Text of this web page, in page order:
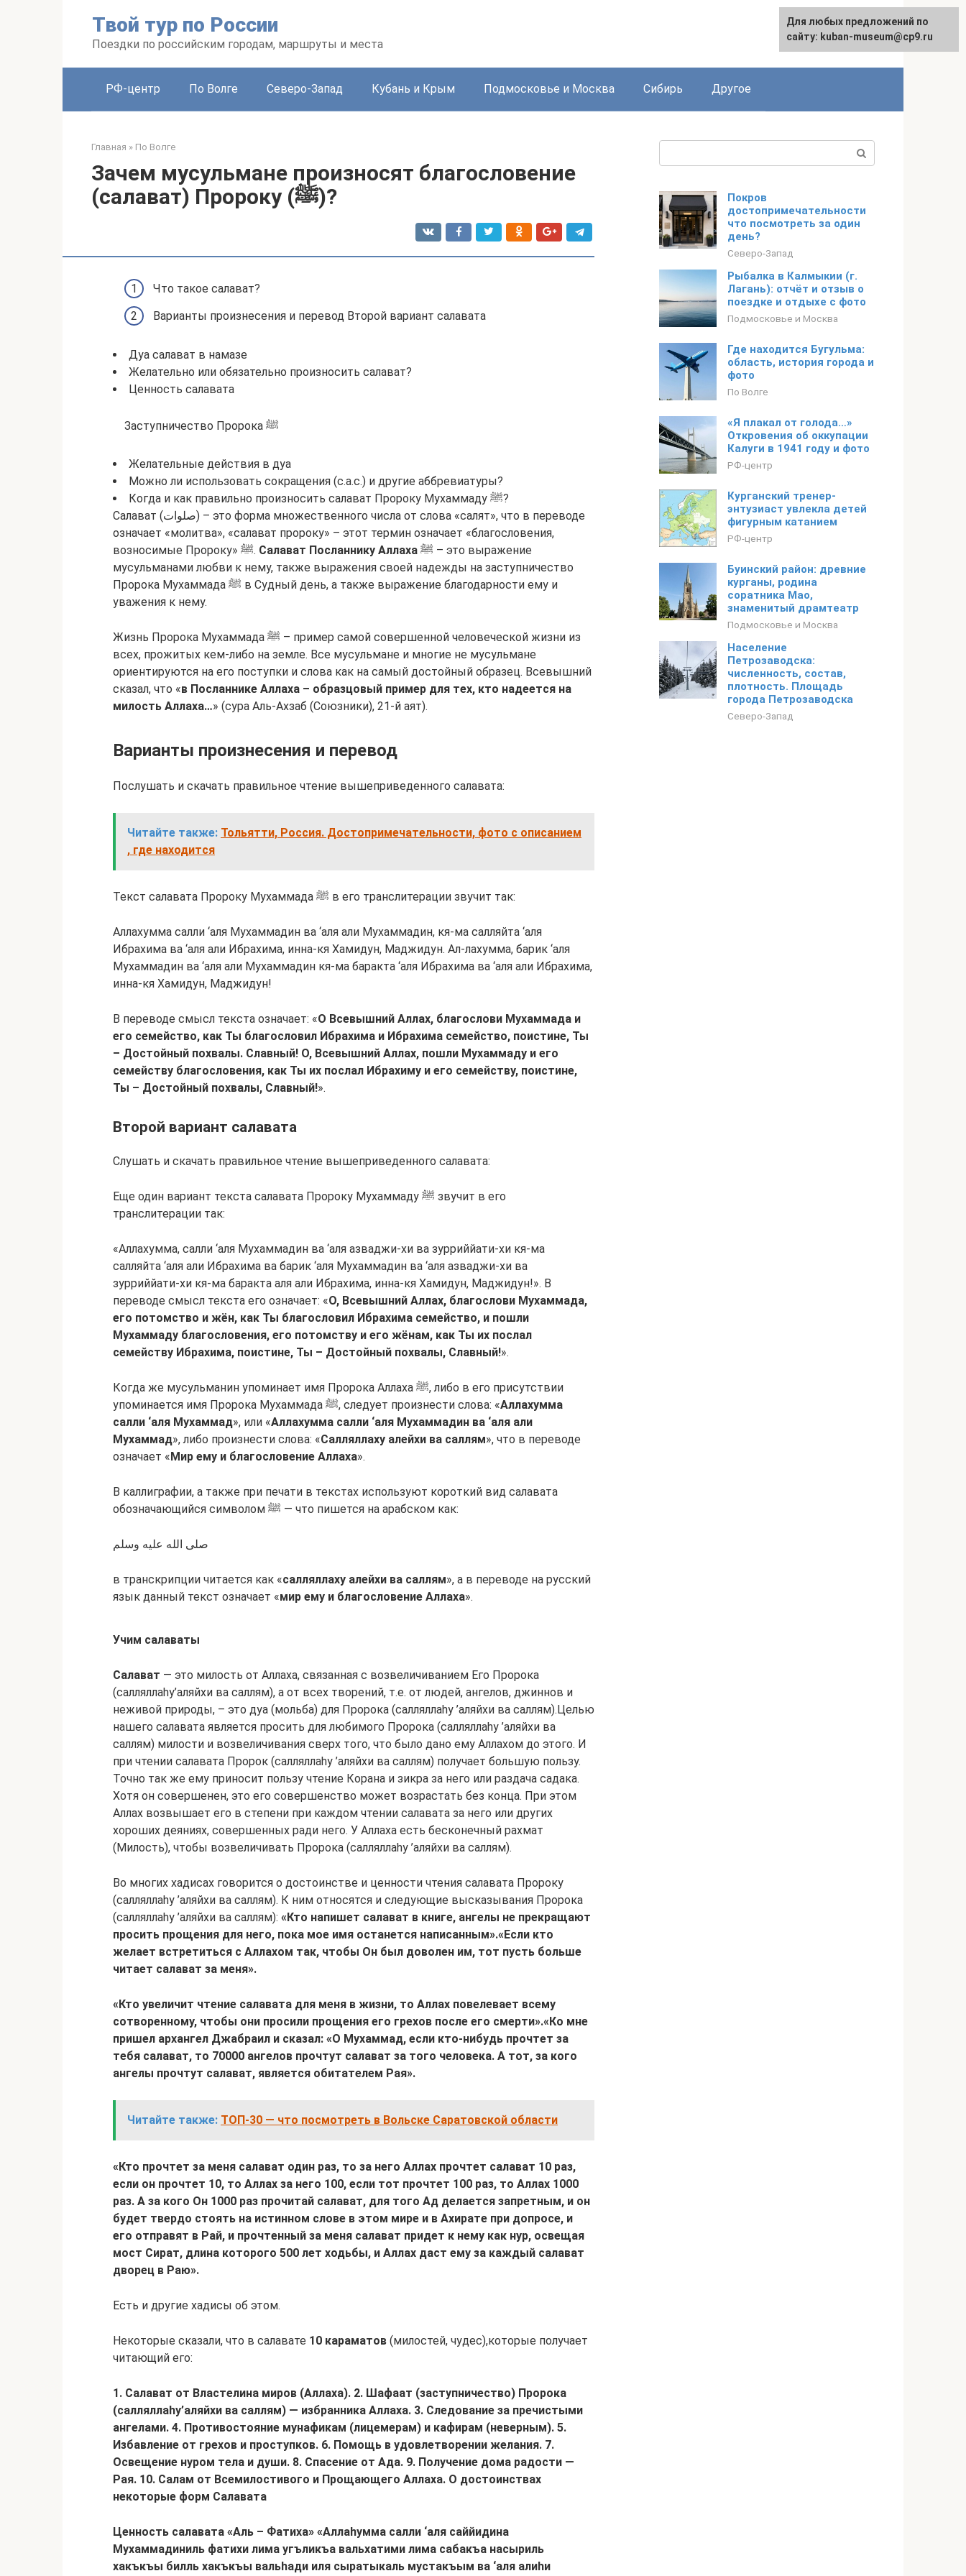
Твой тур по России
Поездки по российским городам, маршруты и места
РФ-центр По Волге Северо-Запад Кубань и Крым Подмосковье и Москва Сибирь Другое
Главная » По Волге
Зачем мусульмане произносят благословение
(салават) Пророку (ﷺ)?
Что такое салават?
Варианты произнесения и перевод Второй вариант салавата
Дуа салават в намазе
Желательно или обязательно произносить салават?
Ценность салавата
Заступничество Пророка ﷺ
Желательные действия в дуа
Можно ли использовать сокращения (с.а.с.) и другие аббревиатуры?
Когда и как правильно произносить салават Пророку Мухаммаду ﷺ?
Салават (صلوات) – это форма множественного числа от слова «салят», что в переводе
означает «молитва», «салават пророку» – этот термин означает «благословения,
возносимые Пророку» ﷺ. Салават Посланнику Аллаха
мусульманами любви к нему, также выражения своей надежды на заступничество
Пророка Мухаммада ﷺ в Судный день, а также выражение благодарности ему и
уважения к нему.
Жизнь Пророка Мухаммада ﷺ – пример самой совершенной человеческой жизни из
всех, прожитых кем-либо на земле. Все мусульмане и многие не мусульмане
ориентируются на его поступки и слова как на самый достойный образец. Всевышний
сказал, что «в Посланнике Аллаха – образцовый пример для тех, кто надеется на
милость Аллаха…» (сура Аль-Ахзаб (Союзники), 21-й аят).
Варианты произнесения и перевод
Послушать и скачать правильное чтение вышеприведенного салавата:
Читайте также: Тольятти, Россия. Достопримечательности, фото с описанием
, где находится
Текст салавата Пророку Мухаммада ﷺ в его транслитерации звучит так:
Аллахумма салли ‘аля Мухаммадин ва ‘аля али Мухаммадин, кя-ма салляйта ‘аля
Ибрахима ва ‘аля али Ибрахима, инна-кя Хамидун, Маджидун. Ал-лахумма, барик ‘аля
Мухаммадин ва ‘аля али Мухаммадин кя-ма баракта ‘аля Ибрахима ва ‘аля али Ибрахима,
инна-кя Хамидун, Маджидун!
В переводе смысл текста означает: «О Всевышний Аллах, благослови Мухаммада и
его семейство, как Ты благословил Ибрахима и Ибрахима семейство, поистине, Ты
– Достойный похвалы. Славный! О, Всевышний Аллах, пошли Мухаммаду и его
семейству благословения, как Ты их послал Ибрахиму и его семейству, поистине,
Ты – Достойный похвалы, Славный!».
Второй вариант салавата
Слушать и скачать правильное чтение вышеприведенного салавата:
Еще один вариант текста салавата Пророку Мухаммаду ﷺ звучит в его
транслитерации так:
«Аллахумма, салли ‘аля Мухаммадин ва ‘аля азваджи-хи ва зурриййати-хи кя-ма
салляйта ‘аля али Ибрахима ва барик ‘аля Мухаммадин ва ‘аля азваджи-хи ва
зурриййати-хи кя-ма баракта аля али Ибрахима, инна-кя Хамидун, Маджидун!». В
переводе смысл текста его означает: «О, Всевышний Аллах, благослови Мухаммада,
его потомство и жён, как Ты благословил Ибрахима семейство, и пошли
Мухаммаду благословения, его потомству и его жёнам, как Ты их послал
семейству Ибрахима, поистине, Ты – Достойный похвалы, Славный!».
Когда же мусульманин упоминает имя Пророка Аллаха ﷺ, либо в его присутствии
упоминается имя Пророка Мухаммада ﷺ, следует произнести слова: «Аллахумма
салли ‘аля Мухаммад», или «Аллахумма салли ‘аля Мухаммадин ва ‘аля али
Мухаммад», либо произнести слова: «Салляллаху алейхи ва саллям», что в переводе
означает « Мир ему и благословение Аллаха».
В каллиграфии, а также при печати в текстах используют короткий вид салавата
обозначающийся символом ﷺ — что пишется на арабском как:
صلى الله عليه وسلم
в транскрипции читается как «салляллаху алейхи ва саллям», а в переводе на русский
язык данный текст означает «мир ему и благословение Аллаха».
Учим салаваты
Салават — это милость от Аллаха, связанная с возвеличиванием Его Пророка
(салляллаhу’аляйхи ва саллям), а от всех творений, т.е. от людей, ангелов, джиннов и
неживой природы, – это дуа (мольба) для Пророка (салляллаhу ’аляйхи ва саллям).Целью
нашего салавата является просить для любимого Пророка (салляллаhу ’аляйхи ва
саллям) милости и возвеличивания сверх того, что было дано ему Аллахом до этого. И
при чтении салавата Пророк (салляллаhу ’аляйхи ва саллям) получает большую пользу.
Точно так же ему приносит пользу чтение Корана и зикра за него или раздача садака.
Хотя он совершенен, это его совершенство может возрастать без конца. При этом
Аллах возвышает его в степени при каждом чтении салавата за него или других
хороших деяниях, совершенных ради него. У Аллаха есть бесконечный рахмат
(Милость), чтобы возвеличивать Пророка (салляллаhу ’аляйхи ва саллям).
Во многих хадисах говорится о достоинстве и ценности чтения салавата Пророку
(салляллаhу ’аляйхи ва саллям). К ним относятся и следующие высказывания Пророка
(салляллаhу ’аляйхи ва саллям): «Кто напишет салават в книге, ангелы не прекращают
просить прощения для него, пока мое имя останется написанным».«Если кто
желает встретиться с Аллахом так, чтобы Он был доволен им, тот пусть больше
читает салават за меня».
«Кто увеличит чтение салавата для меня в жизни, то Аллах повелевает всему
сотворенному, чтобы они просили прощения его грехов после его смерти».«Ко мне
пришел архангел Джабраил и сказал: «О Мухаммад, если кто-нибудь прочтет за
тебя салават, то 70000 ангелов прочтут салават за того человека. А тот, за кого
ангелы прочтут салават, является обитателем Рая».
Читайте также: ТОП-30 — что посмотреть в Вольске Саратовской области
«Кто прочтет за меня салават один раз, то за него Аллах прочтет салават 10 раз,
если он прочтет 10, то Аллах за него 100, если тот прочтет 100 раз, то Аллах 1000
раз. А за кого Он 1000 раз прочитай салават, для того Ад делается запретным, и он
будет твердо стоять на истинном слове в этом мире и в Ахирате при допросе, и
его отправят в Рай, и прочтенный за меня салават придет к нему как нур, освещая
мост Сират, длина которого 500 лет ходьбы, и Аллах даст ему за каждый салават
дворец в Раю».
Есть и другие хадисы об этом.
Некоторые сказали, что в салавате 10 караматов (милостей, чудес),которые получает
читающий его:
1. Салават от Властелина миров (Аллаха). 2. Шафаат (заступничество) Пророка
(салляллаhу’аляйхи ва саллям) — избранника Аллаха. 3. Следование за пречистыми
ангелами. 4. Противостояние мунафикам (лицемерам) и кафирам (неверным). 5.
Избавление от грехов и проступков. 6. Помощь в удовлетворении желания. 7.
Освещение нуром тела и души. 8. Спасение от Ада. 9. Получение дома радости —
Рая. 10. Салам от Всемилостивого и Прощающего Аллаха. О достоинствах
некоторые форм Салавата
Ценность салавата «Аль – Фатиха» «Аллаhумма салли ‘аля саййидина
Мухаммадиниль фатихи лима угъликъа вальхатими лима сабакъа насыриль
хакъкъы билль хакъкъы вальhади иля сыратыкаль мустакъым ва ‘аля алиhи
Покров
достопримечательности
что посмотреть за один
день?
Северо-Запад
Рыбалка в Калмыкии (г.
Лагань): отчёт и отзыв о
поездке и отдыхе с фото
Подмосковье и Москва
Где находится Бугульма:
область, история города и
фото
По Волге
«Я плакал от голода…»
Откровения об оккупации
Калуги в 1941 году и фото
РФ-центр
Курганский тренер-
энтузиаст увлекла детей
фигурным катанием
РФ-центр
Буинский район: древние
курганы, родина
соратника Мао,
знаменитый драмтеатр
Подмосковье и Москва
Население
Петрозаводска:
численность, состав,
плотность. Площадь
города Петрозаводска
Северо-Запад
Для любых предложений по
сайту: kuban-museum@cp9.ru